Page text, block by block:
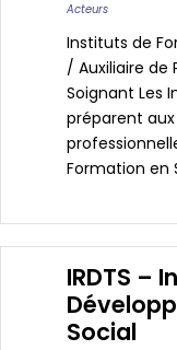
Acteurs
Instituts de
/ Auxiliaire de
Soignant Les
préparent
Formation en
IRDTS –
Social